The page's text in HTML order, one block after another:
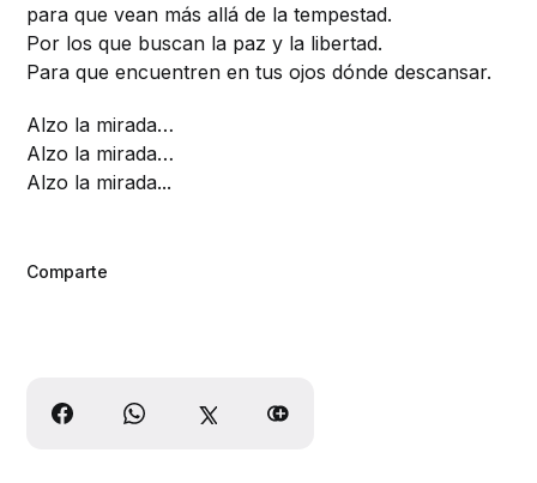
para que vean más allá de la tempestad.
Por los que buscan la paz y la libertad.
Para que encuentren en tus ojos dónde descansar.
Alzo la mirada…
Alzo la mirada…
Alzo la mirada...
Comparte